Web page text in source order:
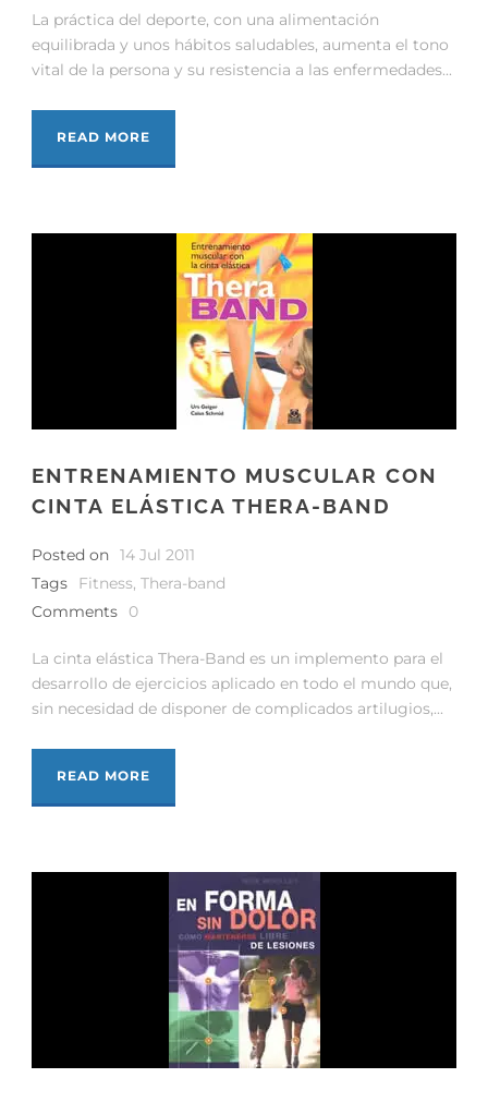
La práctica del deporte, con una alimentación
equilibrada y unos hábitos saludables, aumenta el tono
vital de la persona y su resistencia a las enfermedades...
READ MORE
ENTRENAMIENTO MUSCULAR CON
CINTA ELÁSTICA THERA-BAND
Posted on 14 Jul 2011
Tags
Fitness, Thera-band
Comments
0
La cinta elástica Thera-Band es un implemento para el
desarrollo de ejercicios aplicado en todo el mundo que,
sin necesidad de disponer de complicados artilugios,...
READ MORE